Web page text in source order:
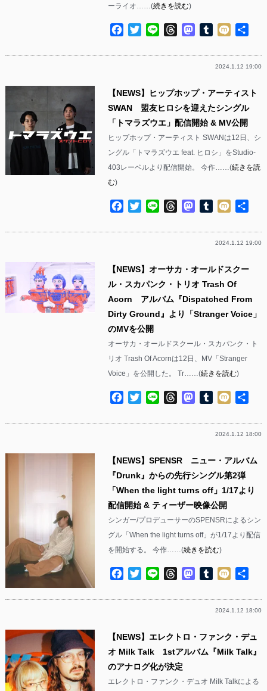
ーライオ……(続きを読む)
Facebook
TwitterLine ThreadsMastodon
Tumblr
Mixi
2024.1.12 19:00
【NEWS】ヒップホップ・アーティスト
SWAN 盟友ヒロシを迎えたシングル
「トマラズウエ」配信開始 & MV公開
ヒップホップ・アーティスト SWANは12日、シ
ングル「トマラズウエ feat. ヒロシ」をStudio-
403レーベルより配信開始。 今作……(続きを読
む)
Facebook
TwitterLine ThreadsMastodon
Tumblr
Mixi
2024.1.12 19:00
【NEWS】オーサカ・オールドスクー
ル・スカパンク・トリオ Trash Of
Acorn アルバム『Dispatched From
Dirty Ground』より「Stranger Voice」
のMVを公開
オーサカ・オールドスクール・スカパンク・ト
リオ Trash Of Acornは12日、MV「Stranger
Voice」を公開した。 Tr……(続きを読む)
Facebook
TwitterLine ThreadsMastodon
Tumblr
Mixi
2024.1.12 18:00
【NEWS】SPENSR ニュー・アルバム
『Drunk』からの先行シングル第2弾
「When the light turns off」1/17より
配信開始 & ティーザー映像公開
シンガー/プロデューサーのSPENSRによるシン
グル「When the light turns off」が1/17より配信
を開始する。 今作……(続きを読む)
Facebook
TwitterLine ThreadsMastodon
Tumblr
Mixi
2024.1.12 18:00
【NEWS】エレクトロ・ファンク・デュ
オ Milk Talk 1stアルバム『Milk Talk』
のアナログ化が決定
エレクトロ・ファンク・デュオ Milk Talkによる